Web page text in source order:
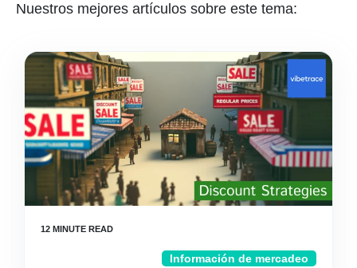
Nuestros mejores artículos sobre este tema:
Información de mercadeo